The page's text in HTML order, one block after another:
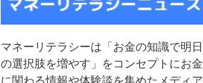
マネーリテラシーは「お金の知識で明日
の選択肢を増やす」をコンセプトにお金